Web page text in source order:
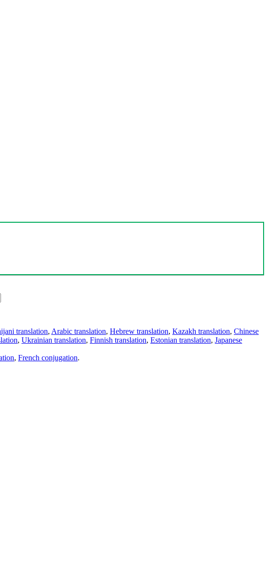
translation, Arabic translation, Hebrew translation, Kazakh translation, Chinese
, Ukrainian translation, Finnish translation, Estonian translation, Japanese
, French conjugation.